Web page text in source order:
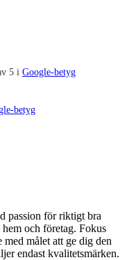
5 i Google-betyg
betyg
passion för riktigt bra
och företag. Fokus
målet att ge dig den
endast kvalitetsmärken.